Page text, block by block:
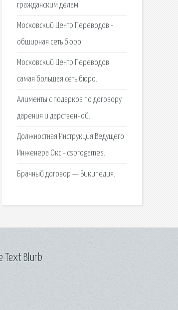
гражданским делам.
Московский Центр Переводов -
обширная сеть бюро.
Московский Центр Переводов
самая большая сеть бюро.
Алименты с подарков по договору
дарения и дарственной.
Должностная Инструкция Ведущего
Инженера Окс - csprogames.
Брачный договор — Википедия.
Text Blurb